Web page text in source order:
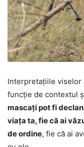
Interpretațiile viselor
funcție de contextul
mascați pot fi
viața ta, fie că ai
de ordine, fie că ai